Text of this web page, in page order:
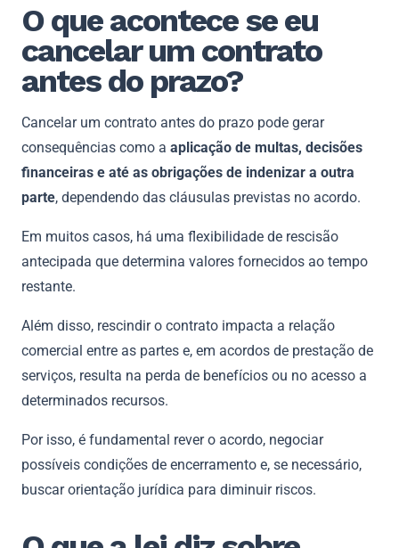
O que acontece se eu
cancelar um contrato
antes do prazo?
Cancelar um contrato antes do prazo pode gerar
consequências como a aplicação de multas, decisões
financeiras e até as obrigações de indenizar a outra
parte, dependendo das cláusulas previstas no acordo.
Em muitos casos, há uma flexibilidade de rescisão
antecipada que determina valores fornecidos ao tempo
restante.
Além disso, rescindir o contrato impacta a relação
comercial entre as partes e, em acordos de prestação de
serviços, resulta na perda de benefícios ou no acesso a
determinados recursos.
Por isso, é fundamental rever o acordo, negociar
possíveis condições de encerramento e, se necessário,
buscar orientação jurídica para diminuir riscos.